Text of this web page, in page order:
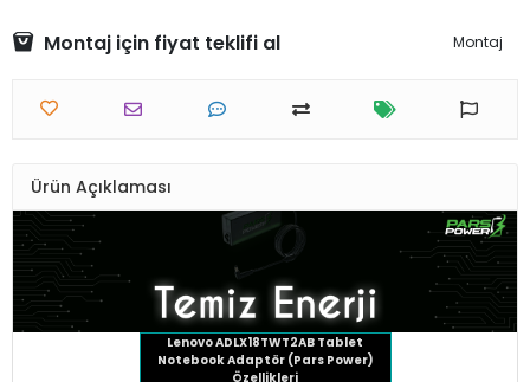
Montaj için fiyat teklifi al Montaj
Ürün Açıklaması
Lenovo ADLX18TWT2AB Tablet
Notebook Adaptör (Pars Power)
Özellikleri